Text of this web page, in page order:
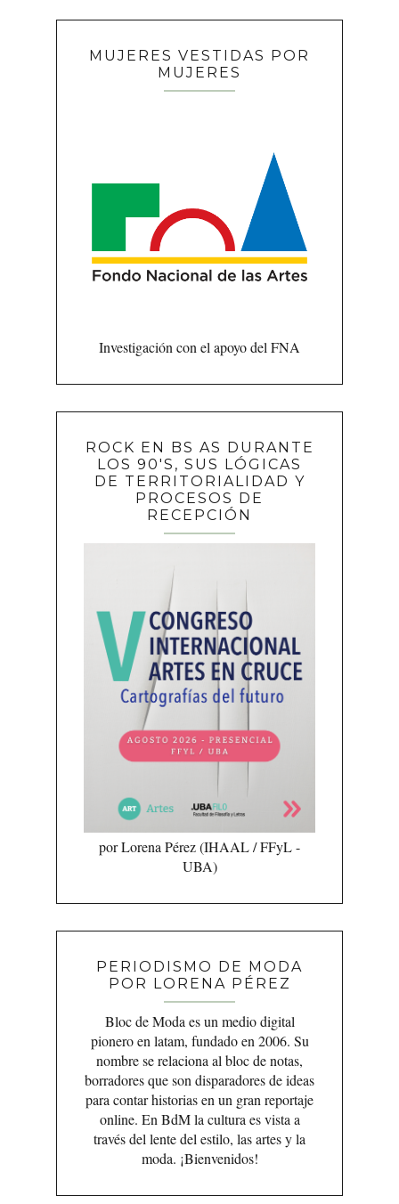
MUJERES VESTIDAS POR
MUJERES
Investigación con el apoyo del FNA
ROCK EN BS AS DURANTE
LOS 90'S, SUS LÓGICAS
DE TERRITORIALIDAD Y
PROCESOS DE
RECEPCIÓN
por Lorena Pérez (IHAAL / FFyL -
UBA)
PERIODISMO DE MODA
POR LORENA PÉREZ
Bloc de Moda es un medio digital
pionero en latam, fundado en 2006. Su
nombre se relaciona al bloc de notas,
borradores que son disparadores de ideas
para contar historias en un gran reportaje
online. En BdM la cultura es vista a
través del lente del estilo, las artes y la
moda. ¡Bienvenidos!